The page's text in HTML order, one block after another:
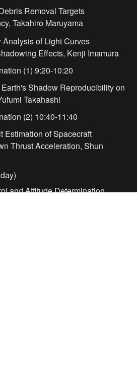
Removal Targets
Takahiro Maruyama
of Light Curves
Effects, Kenji Imamura
(1) 9:20-10:20
Shadow Reproducibility on
Takahashi
(2) 10:40-11:40
Estimation of Spacecraft
Thrust Acceleration, Shun
and Attitude Determination